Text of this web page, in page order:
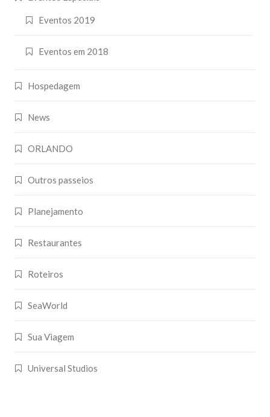
Eventos 2019
Eventos em 2018
Hospedagem
News
ORLANDO
Outros passeios
Planejamento
Restaurantes
Roteiros
SeaWorld
Sua Viagem
Universal Studios